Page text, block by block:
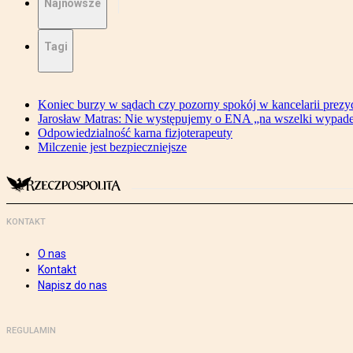
Najnowsze
Tagi
Koniec burzy w sądach czy pozorny spokój w kancelarii
Jarosław Matras: Nie występujemy o ENA „na wszelki
Odpowiedzialność karna fizjoterapeuty
Milczenie jest bezpieczniejsze
KONTAKT
O nas
Kontakt
Napisz do nas
REGULAMIN